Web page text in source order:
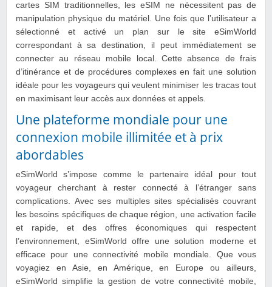
cartes SIM traditionnelles, les eSIM ne nécessitent pas de
manipulation physique du matériel. Une fois que l’utilisateur a
sélectionné et activé un plan sur le site eSimWorld
correspondant à sa destination, il peut immédiatement se
connecter au réseau mobile local. Cette absence de frais
d’itinérance et de procédures complexes en fait une solution
idéale pour les voyageurs qui veulent minimiser les tracas tout
en maximisant leur accès aux données et appels.
Une plateforme mondiale pour une
connexion mobile illimitée et à prix
abordables
eSimWorld s’impose comme le partenaire idéal pour tout
voyageur cherchant à rester connecté à l’étranger sans
complications. Avec ses multiples sites spécialisés couvrant
les besoins spécifiques de chaque région, une activation facile
et rapide, et des offres économiques qui respectent
l’environnement, eSimWorld offre une solution moderne et
efficace pour une connectivité mobile mondiale. Que vous
voyagiez en Asie, en Amérique, en Europe ou ailleurs,
eSimWorld simplifie la gestion de votre connectivité mobile,